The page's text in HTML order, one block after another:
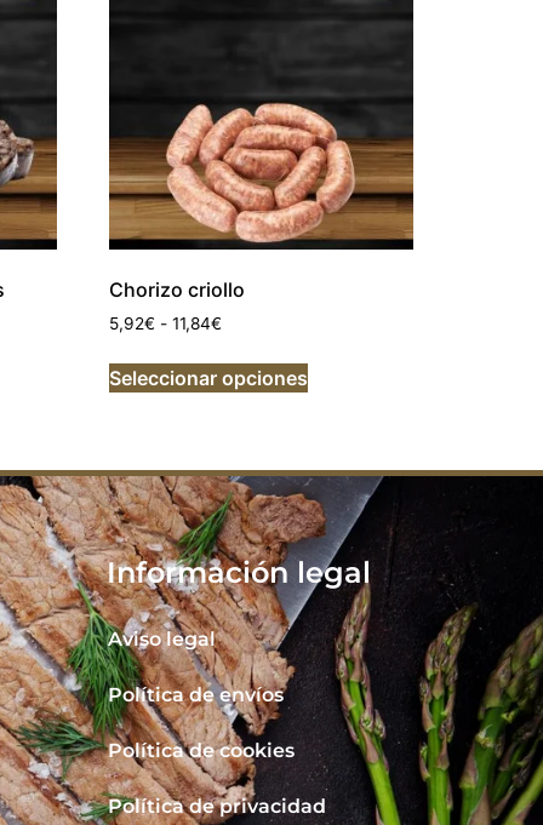
Chorizo criollo
5,92€ - 11,84€
Seleccionar opciones
Información legal
Aviso legal
Política de envíos
Política de cookies
Política de privacidad